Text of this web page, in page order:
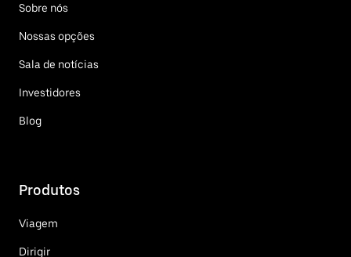
Sobre nós
Nossas opções
Sala de notícias
Investidores
Blog
Produtos
Viagem
Dirigir